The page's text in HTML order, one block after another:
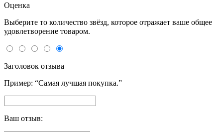
Оценка
Выберите то количество звёзд, которое отражает ваше общее
удовлетворение товаром.
Заголовок отзыва
Пример: “Самая лучшая покупка.”
Ваш отзыв: